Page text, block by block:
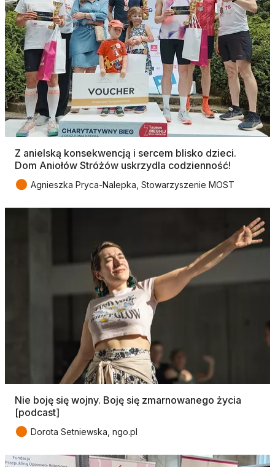
Z anielską konsekwencją i sercem blisko dzieci.
Dom Aniołów Stróżów uskrzydla codzienność!
● Agnieszka Pryca-Nalepka, Stowarzyszenie MOST
Nie boję się wojny. Boję się zmarnowanego życia
[podcast]
● Dorota Setniewska, ngo.pl